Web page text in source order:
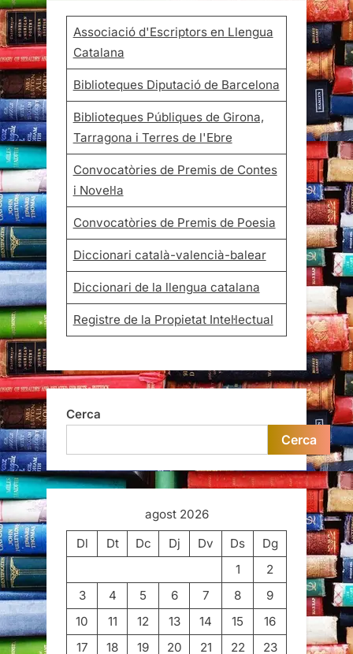
Associació d'Escriptors en Llengua
Catalana
Biblioteques Diputació de Barcelona
Biblioteques Públiques de Girona,
Tarragona i Terres de l'Ebre
Convocatòries de Premis de Contes
i Novel·la
Convocatòries de Premis de Poesia
Diccionari català-valencià-balear
Diccionari de la llengua catalana
Registre de la Propietat Intel·lectual
Cerca
Cerca
agost 2026
Dl
Dt Dc Dj Dv Ds
Dg
1
2
3
4 5 6 7 8
9
10
11 12 13 14 15
16
17
18 19 20 21 22 23